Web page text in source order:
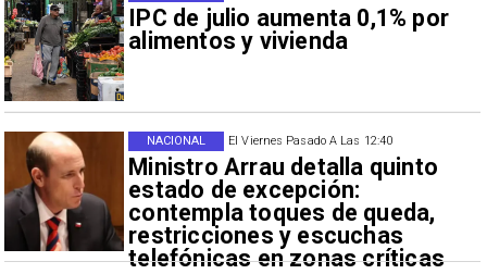
IPC de julio aumenta 0,1% por
alimentos y vivienda
El Viernes Pasado A Las 12:40
Ministro Arrau detalla quinto
estado de excepción:
contempla toques de queda,
restricciones y escuchas
telefónicas en zonas críticas
NACIONAL